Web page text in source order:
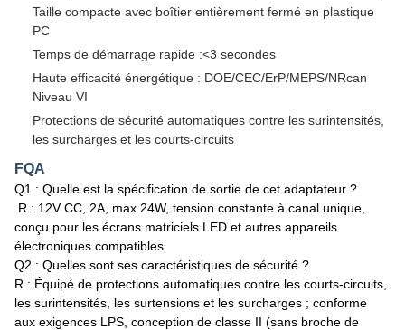
Taille compacte avec boîtier entièrement fermé en plastique
PC
Temps de démarrage rapide :<3 secondes
Haute efficacité énergétique : DOE/CEC/ErP/MEPS/NRcan
Niveau VI
Protections de sécurité automatiques contre les surintensités,
les surcharges et les courts-circuits
FQA
Q1 : Quelle est la spécification de sortie de cet adaptateur ?
R : 12V CC, 2A, max 24W, tension constante à canal unique,
conçu pour les écrans matriciels LED et autres appareils
électroniques compatibles.​
Q2 : Quelles sont ses caractéristiques de sécurité ?
R : Équipé de protections automatiques contre les courts-circuits,
les surintensités, les surtensions et les surcharges ; conforme
aux exigences LPS, conception de classe II (sans broche de